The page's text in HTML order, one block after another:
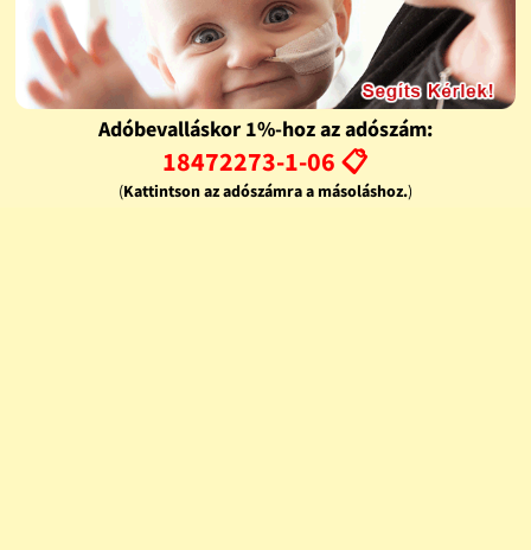
Adóbevalláskor 1%-hoz az adószám:
18472273-1-06 📋
(Kattintson az adószámra a másoláshoz.)